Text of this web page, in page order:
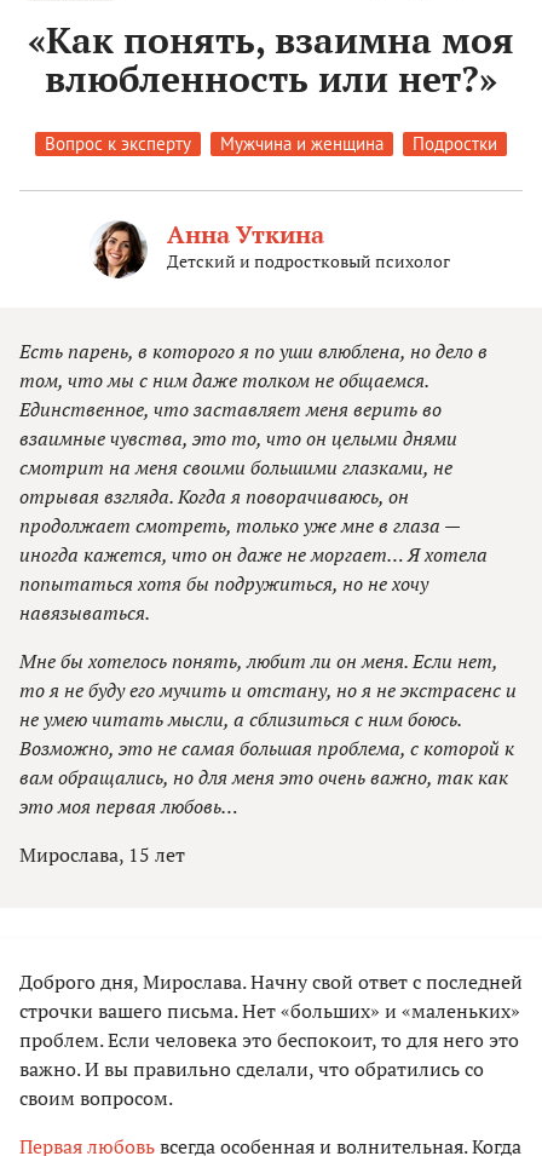
«Как понять, взаимна моя
влюбленность или нет?»
Вопрос к эксперту Мужчина и женщина Подростки
Анна Уткина
Детский и подростковый психолог
Есть парень, в которого я по уши влюблена, но дело в
том, что мы с ним даже толком не общаемся.
Единственное, что заставляет меня верить во
взаимные чувства, это то, что он целыми днями
смотрит на меня своими большими глазками, не
отрывая взгляда. Когда я поворачиваюсь, он
продолжает смотреть, только уже мне в глаза —
иногда кажется, что он даже не моргает… Я хотела
попытаться хотя бы подружиться, но не хочу
навязываться.
Мне бы хотелось понять, любит ли он меня. Если нет,
то я не буду его мучить и отстану, но я не экстрасенс и
не умею читать мысли, а сблизиться с ним боюсь.
Возможно, это не самая большая проблема, с которой к
вам обращались, но для меня это очень важно, так как
это моя первая любовь…
Мирослава, 15 лет
Доброго дня, Мирослава. Начну свой ответ с последней
строчки вашего письма. Нет «больших» и «маленьких»
проблем. Если человека это беспокоит, то для него это
важно. И вы правильно сделали, что обратились со
своим вопросом.
Первая любовьвсегда особенная и волнительная. Когда